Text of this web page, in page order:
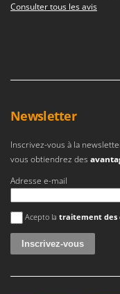
Consulter tous les avis
Newsletter
Inscrivez-vous à la
vous obtiendrez des
Adresse e-mail
Une erreur est survenue
Acepto la traitement des